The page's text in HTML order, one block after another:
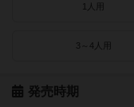
1人用
3～4人用
発売時期